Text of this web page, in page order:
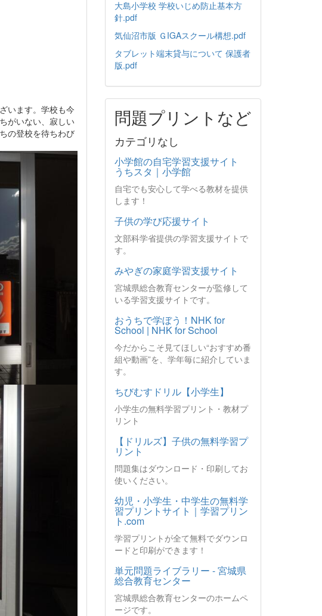
います。学校も今
がいない、寂しい
の登校を待ちわび
大島小学校 学校いじめ防止基本方
針.pdf
気仙沼市版 ＧIGAスクール構想.pdf
タブレット端末貸与について 保護者
版.pdf
問題プリントなど
カテゴリなし
小学館の自宅学習支援サイト
うちスタ｜小学館
自宅でも安心して学べる教材を提供
します！
子供の学び応援サイト
文部科学省提供の学習支援サイトで
す。
みやぎの家庭学習支援サイト
宮城県総合教育センターが監修して
いる学習支援サイトです。
おうちで学ぼう！NHK for
School | NHK for School
今だからこそ見てほしい“おすすめ番
組や動画”を、学年毎に紹介していま
す。
ちびむすドリル【小学生】
小学生の無料学習プリント・教材プ
リント
【ドリルズ】子供の無料学習プ
リント
問題集はダウンロード・印刷してお
使いください。
幼児・小学生・中学生の無料学
習プリントサイト｜学習プリン
ト.com
学習プリントが全て無料でダウンロ
ードと印刷ができます！
単元問題ライブラリー - 宮城県
総合教育センター
宮城県総合教育センターのホームペ
ージです。